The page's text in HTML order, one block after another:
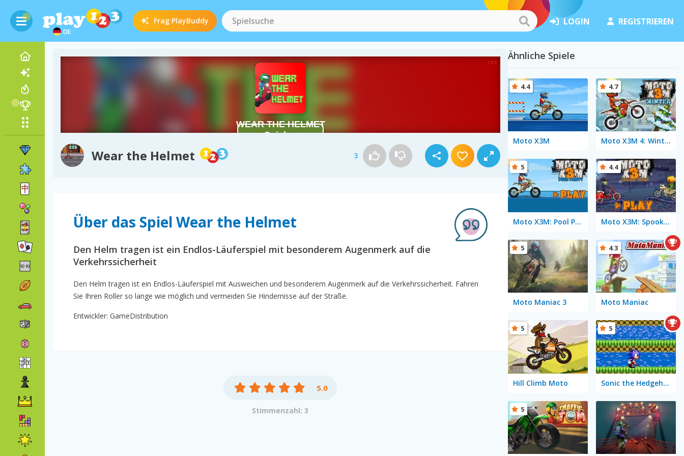
DE
Frag PlayBuddy LOGIN REGISTRIEREN
Wear the Helmet 3
Über das Spiel Wear the Helmet
Den Helm tragen ist ein Endlos-Läuferspiel mit besonderem Augenmerk auf die
Verkehrssicherheit
Den Helm tragen ist ein Endlos-Läuferspiel mit Ausweichen und besonderem Augenmerk auf die Verkehrssicherheit. Fahren
Sie Ihren Roller so lange wie möglich und vermeiden Sie Hindernisse auf der Straße.
Entwickler: GameDistribution
5.0
Stimmenzahl: 3
Ähnliche Spiele
Moto X3M
4.4
Moto X3M 4: Winter
4.7
Moto X3M: Pool Party
5
Moto X3M: Spooky Land
4.4
Moto Maniac 3
5
Moto Maniac
4.3
Hill Climb Moto
5
Sonic the Hedgehog Runner
5
5